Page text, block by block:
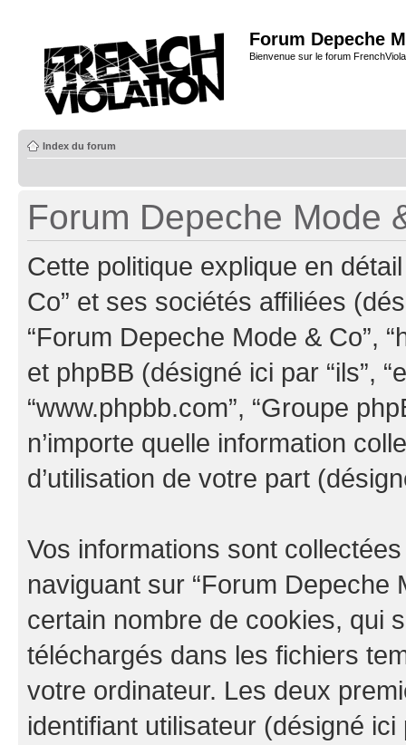
Forum Depeche
Bienvenue sur le forum
Index du forum
Forum Depeche Mode
Cette politique explique en
Co” et ses sociétés affiliées
“Forum Depeche Mode & Co”,
et phpBB (désigné ici par “ils”,
“www.phpbb.com”, “Groupe
n’importe quelle information
d’utilisation de votre part
Vos informations sont
naviguant sur “Forum Depeche
certain nombre de cookies, qui
téléchargés dans les fichiers
votre ordinateur. Les deux
identifiant utilisateur (désigné ici